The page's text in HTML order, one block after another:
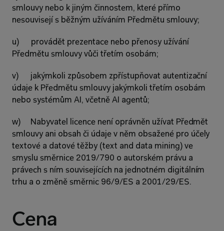
smlouvy nebo k jiným činnostem, které přímo
nesouvisejí s běžným užíváním Předmětu smlouvy;
u)      provádět prezentace nebo přenosy užívání
Předmětu smlouvy vůči třetím osobám;
v)      jakýmkoli způsobem zpřístupňovat autentizační
údaje k Předmětu smlouvy jakýmkoli třetím osobám
nebo systémům AI, včetně AI agentů;
w)     Nabyvatel licence není oprávněn užívat Předmět
smlouvy ani obsah či údaje v něm obsažené pro účely
textové a datové těžby (text and data mining) ve
smyslu směrnice 2019/790 o autorském právu a
právech s ním souvisejících na jednotném digitálním
trhu a o změně směrnic 96/9/ES a 2001/29/ES.
Cena